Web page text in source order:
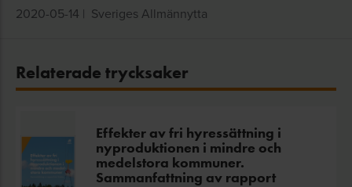
2020-05-14 | Sveriges Allmännytta
Relaterade trycksaker
Effekter av fri hyressättning i
nyproduktionen i mindre och
medelstora kommuner.
Sammanfattning av rapport